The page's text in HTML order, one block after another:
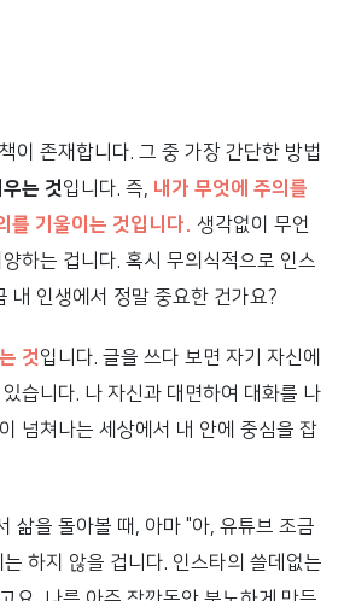
이 존재합니다. 그 중 가장 간단한 방법
는 것입니다. 즉, 내가 무엇에 주의를
를 기울이는 것입니다. 생각없이 무언
하는 겁니다. 혹시 무의식적으로 인스
내 인생에서 정말 중요한 건가요?
것입니다. 글을 쓰다 보면 자기 자신에
습니다. 나 자신과 대면하여 대화를 나
넘쳐나는 세상에서 내 안에 중심을 잡
삶을 돌아볼 때, 아마 "아, 유튜브 조금
하지 않을 겁니다. 인스타의 쓸데없는